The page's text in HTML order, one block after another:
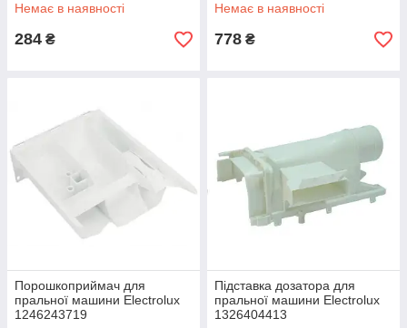
Немає в наявності
284 ₴
Немає в наявності
778 ₴
Порошкоприймач для
пральної машини Electrolux
1246243719
Підставка дозатора для
пральної машини Electrolux
1326404413